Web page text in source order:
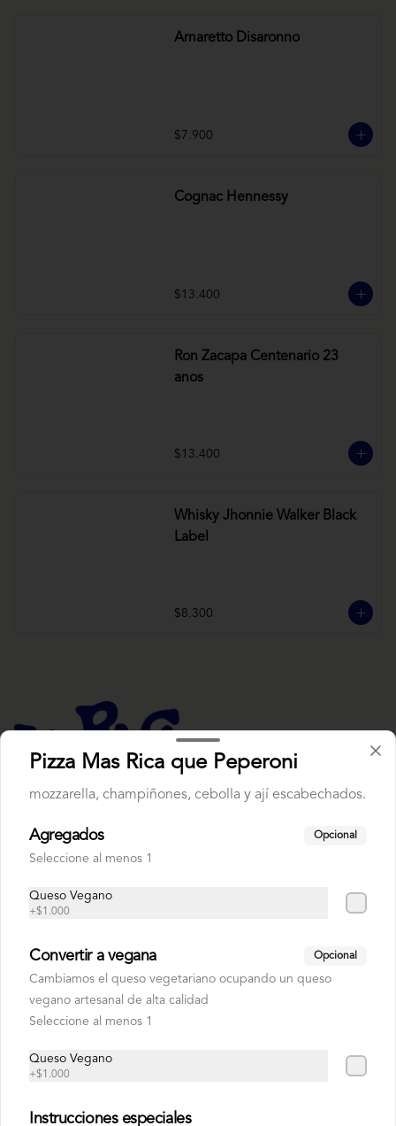
Amaretto Disaronno
$7.900
Cognac Hennessy
$13.400
Ron Zacapa Centenario 23
anos
$13.400
Whisky Jhonnie Walker Black
Label
$8.300
Conócenos
Miguel Claro 1873, Providencia.
Términos y condiciones
Política de privacidad
Redes sociales
Instagram
Pizza Mas Rica que Peperoni
mozzarella, champiñones, cebolla y ají escabechados.
Agregados Opcional
Seleccione al menos 1
Queso Vegano
+$1.000
Convertir a vegana Opcional
Cambiamos el queso vegetariano ocupando un queso
vegano artesanal de alta calidad
Seleccione al menos 1
Queso Vegano
+$1.000
Instrucciones especiales